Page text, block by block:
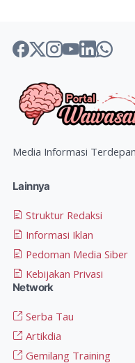
Media Informasi
Lainnya
Struktur Redaksi
Informasi Iklan
Pedoman Media Siber
Kebijakan Privasi
Network
Serba Tau
Artikdia
Gemilang Training